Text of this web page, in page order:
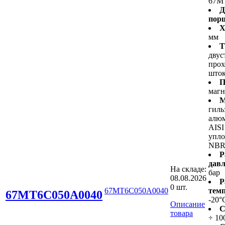
67MT6C050A0040 67MT6C050A0040
На складе:
08.08.2026
0 шт.
Описание
товара
мм
NBR
бар
-
÷